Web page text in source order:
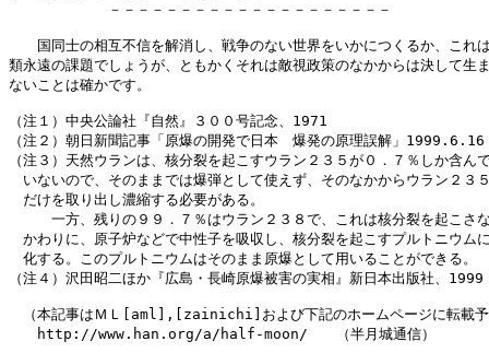
－－－－－－－－－－－－－－－－－－－－
国同士の相互不信を解消し、戦争のない世界をいかにつくるか、これ
類永遠の課題でしょうが、ともかくそれは敵視政策のなかからは決して生
ないことは確かです。
（注１）中央公論社『自然』３００号記念、1971
（注２）朝日新聞記事「原爆の開発で日本　爆発の原理誤解」1999.6.16
（注３）天然ウランは、核分裂を起こすウラン２３５が０．７％しか含ん
いないので、そのままでは爆弾として使えず、そのなかからウラン２３
だけを取り出し濃縮する必要がある。
一方、残りの９９．７％はウラン２３８で、これは核分裂を起こさ
かわりに、原子炉などで中性子を吸収し、核分裂を起こすプルトニウム
化する。このプルトニウムはそのまま原爆として用いることができる。
（注４）沢田昭二ほか『広島・長崎原爆被害の実相』新日本出版社、1999
（本記事はＭＬ[aml],[zainichi]および下記のホームページに転載予
http://www.han.org/a/half-moon/　　（半月城通信）